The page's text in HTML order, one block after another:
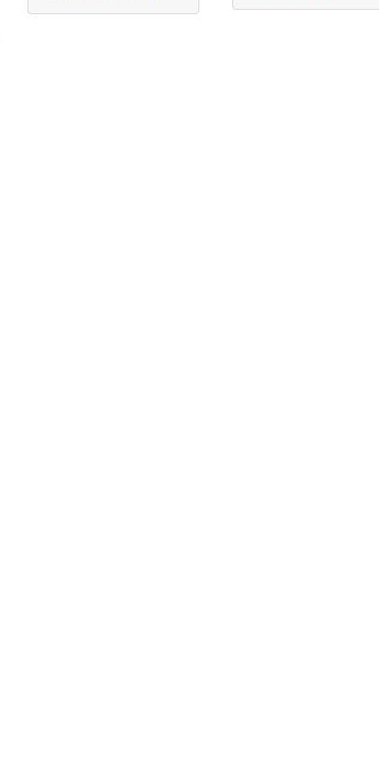
,SUPERCIAS
Accidentes laborales, aviso,IESS .,IESS